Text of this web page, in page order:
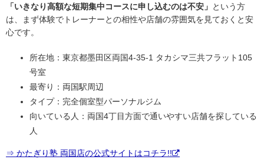
「いきなり高額な短期集中コースに申し込むのは不安」 という方
は、まず体験でトレーナーとの相性や店舗の雰囲気を見ておくと安
心です。
所在地：東京都墨田区両国4-35-1 タカシマ三共フラット105
号室
最寄り：両国駅周辺
タイプ：完全個室型パーソナルジム
向いている人：両国4丁目方面で通いやすい店舗を探している
人
⇒ かたぎり塾 両国店の公式サイトはコチラ!!